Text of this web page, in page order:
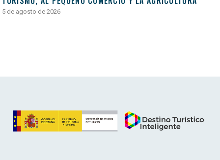
5 de agosto de 2026